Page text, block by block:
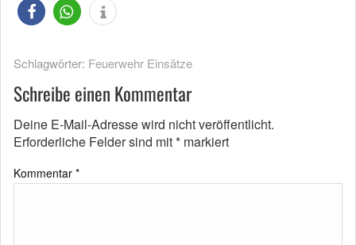
Schlagwörter: Feuerwehr Einsätze
Schreibe einen Kommentar
Deine E-Mail-Adresse wird nicht veröffentlicht.
Erforderliche Felder sind mit* markiert
Kommentar *